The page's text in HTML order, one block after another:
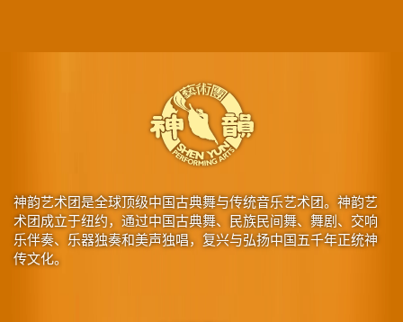
神韵艺术团是全球顶级中国古典舞与传统音乐艺术团。神韵艺
术团成立于纽约，通过中国古典舞、民族民间舞、舞剧、交响
乐伴奏、乐器独奏和美声独唱，复兴与弘扬中国五千年正统神
传文化。